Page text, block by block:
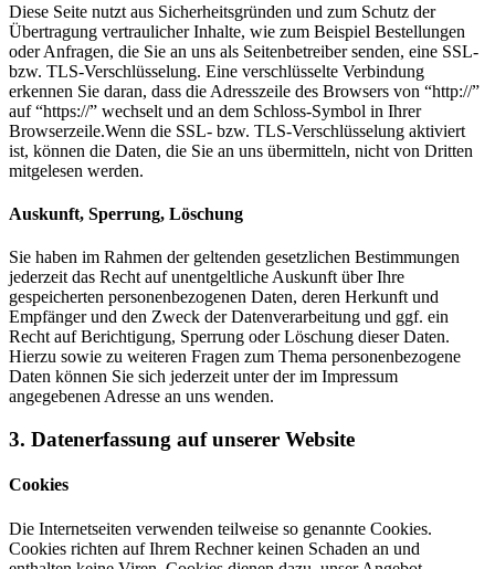
Diese Seite nutzt aus Sicherheitsgründen und zum Schutz der
Übertragung vertraulicher Inhalte, wie zum Beispiel Bestellungen
oder Anfragen, die Sie an uns als Seitenbetreiber senden, eine SSL-
bzw. TLS-Verschlüsselung. Eine verschlüsselte Verbindung
erkennen Sie daran, dass die Adresszeile des Browsers von “http://”
auf “https://” wechselt und an dem Schloss-Symbol in Ihrer
Browserzeile.Wenn die SSL- bzw. TLS-Verschlüsselung aktiviert
ist, können die Daten, die Sie an uns übermitteln, nicht von Dritten
mitgelesen werden.
Auskunft, Sperrung, Löschung
Sie haben im Rahmen der geltenden gesetzlichen Bestimmungen
jederzeit das Recht auf unentgeltliche Auskunft über Ihre
gespeicherten personenbezogenen Daten, deren Herkunft und
Empfänger und den Zweck der Datenverarbeitung und ggf. ein
Recht auf Berichtigung, Sperrung oder Löschung dieser Daten.
Hierzu sowie zu weiteren Fragen zum Thema personenbezogene
Daten können Sie sich jederzeit unter der im Impressum
angegebenen Adresse an uns wenden.
3. Datenerfassung auf unserer Website
Cookies
Die Internetseiten verwenden teilweise so genannte Cookies.
Cookies richten auf Ihrem Rechner keinen Schaden an und